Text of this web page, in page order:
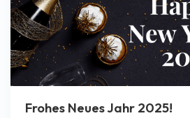
Frohes Neues Jahr 2025!